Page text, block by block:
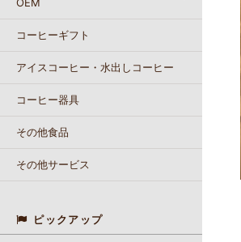
コーヒーギフト
アイスコーヒー・水出しコーヒー
コーヒー器具
その他食品
その他サービス
ピックアップ